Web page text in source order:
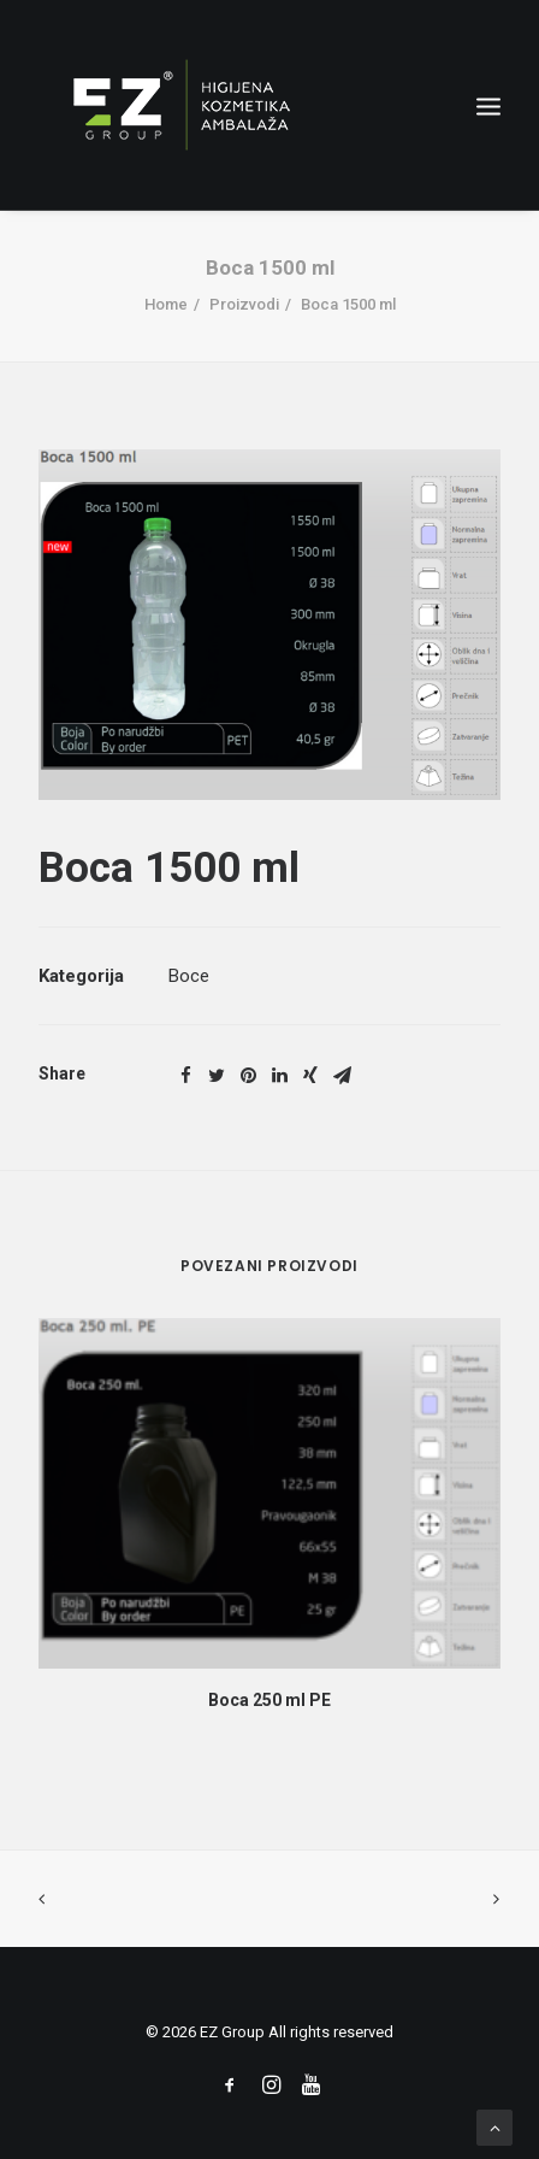
Search
Boca 1500 ml
Home Proizvodi Boca 1500 ml
Boca 1500 ml
Kategorija Boce
Share
POVEZANI PROIZVODI
PROČITAJ VIŠE
Boca 250 ml PE
© 2026 EZ Group All rights reserved